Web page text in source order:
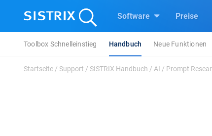
Software Preise
Toolbox Schnelleinstieg Handbuch Neue Funktionen
Startseite / Support / SISTRIX Handbuch / AI / Prompt